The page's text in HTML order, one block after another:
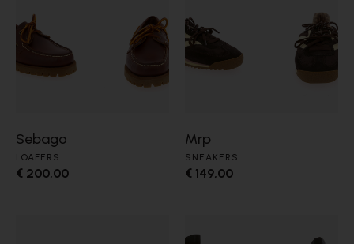
Sebago
LOAFERS
€ 200,00
Mrp
SNEAKERS
€ 149,00